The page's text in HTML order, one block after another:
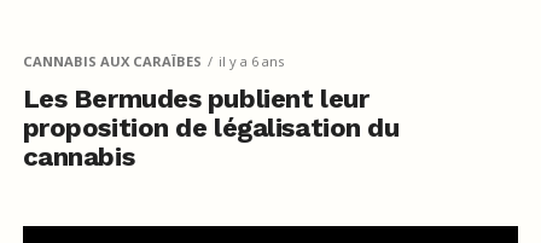
CANNABIS AUX CARAÏBES il y a 6 ans
Les Bermudes publient leur
proposition de légalisation du
cannabis